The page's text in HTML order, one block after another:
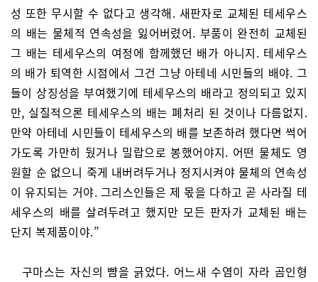
성 또한 무시할 수 없다고 생각해. 새판자로 교체된 테세우스
의 배는 물체적 연속성을 잃어버렸어. 부품이 완전히 교체된
그 배는 테세우스의 여정에 함께했던 배가 아니지. 테세우스
의 배가 퇴역한 시점에서 그건 그냥 아테네 시민들의 배야. 그
들이 상징성을 부여했기에 테세우스의 배라고 정의되고 있지
만, 실질적으론 테세우스의 배는 폐처리 된 것이나 다름없지.
만약 아테네 시민들이 테세우스의 배를 보존하려 했다면 썩어
가도록 가만히 뒀거나 밀랍으로 봉했어야지. 어떤 물체도 영
원할 순 없으니 죽게 내버려두거나 정지시켜야 물체의 연속성
이 유지되는 거야. 그리스인들은 제 몫을 다하고 곧 사라질 테
세우스의 배를 살려두려고 했지만 모든 판자가 교체된 배는
단지 복제품이야.”
구마스는 자신의 뺨을 긁었다. 어느새 수염이 자라 곰인형